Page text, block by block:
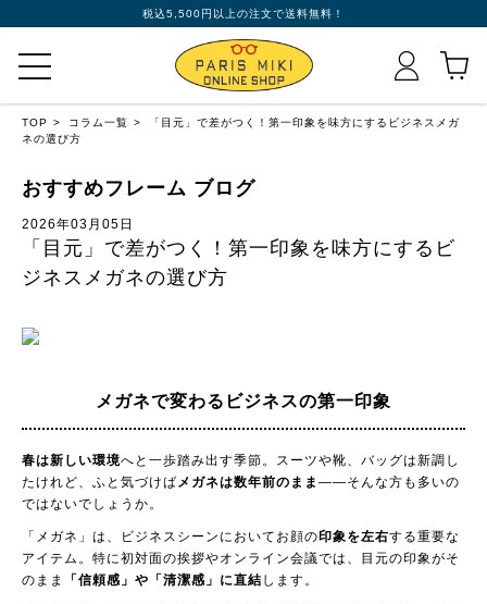
税込5,500円以上の注文で送料無料！
TOP コラム一覧
「目元」で差がつく！第一印象を味方にするビジネスメガ
ネの選び方
おすすめフレーム ブログ
2026年03月05日
「目元」で差がつく！第一印象を味方にするビ
ジネスメガネの選び方
メガネで変わる ビジネスの第一印象
春は新しい環境へと一歩踏み出す季節。スーツや靴、バッグは新調し
たけれど、ふと気づけばメガネは数年前のまま ——そんな方も多いの
ではないでしょうか。
「メガネ」は、ビジネスシーンにおいてお顔の印象を左右する重要な
アイテム。特に初対面の挨拶やオンライン会議では、目元の印象がそ
のまま
「信頼感」や「清潔感」に直結 します。